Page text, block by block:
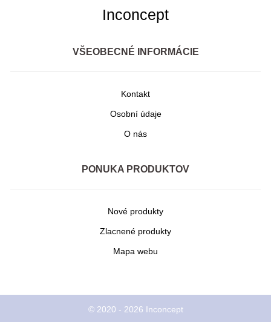
Inconcept
VŠEOBECNÉ INFORMÁCIE
Kontakt
Osobní údaje
O nás
PONUKA PRODUKTOV
Nové produkty
Zlacnené produkty
Mapa webu
© 2020 - 2026 Inconcept